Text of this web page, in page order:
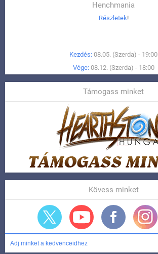
Henchmania
Részletek!
Kezdés: 08.05. (Szerda) - 19:00
Vége: 08.12. (Szerda) - 18:00
Támogass minket
Kövess minket
Adj minket a kedvenceidhez